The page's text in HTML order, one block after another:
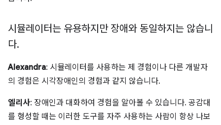
시뮬레이터는 유용하지만 장애와 동일하지는 않습니
다.
Alexandra: 시뮬레이터를 사용하는 제 경험이나 다른 개발자
의 경험은 시각장애인의 경험과 같지 않습니다.
엘리사: 장애인과 대화하여 경험을 알아볼 수 있습니다. 공감대
를 형성할 때는 이러한 도구를 자주 사용하는 사람이 항상 나보